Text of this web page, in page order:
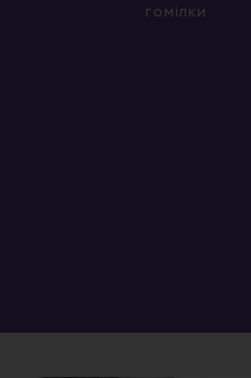
гомілки